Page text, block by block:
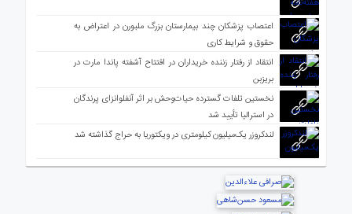
اعتصاب پزشکان چند بیمارستان بزرگ ملبورن در اعتراض به
حقوق و شرایط کاری
انتقاد از رفتار زننده خریداران در افتتاح آشفته پاندا مارت در
بریزبن
نخستین تلفات گسترده حیات‌وحش بر اثر آنفلوانزای پرندگان
در استرالیا تأیید شد
لندکروزر یک‌میلیون کیلومتری در ویکتوریا به حراج گذاشته شد